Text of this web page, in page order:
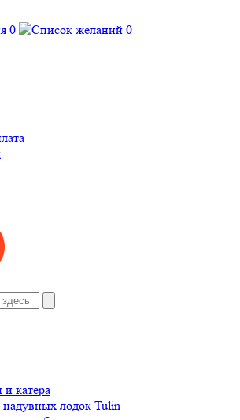
0
0
катера
надувных лодок Tulin